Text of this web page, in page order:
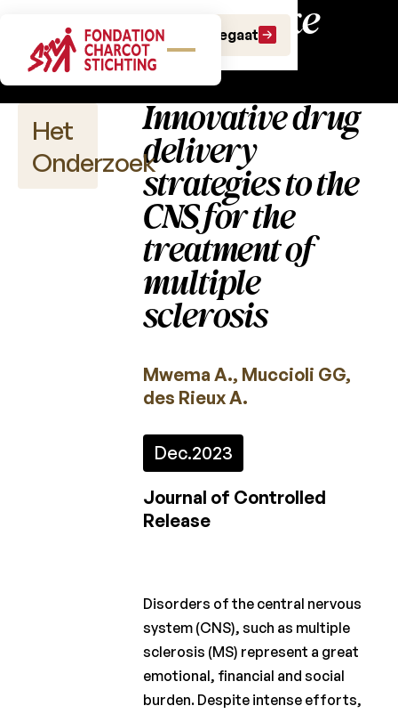
Doe een gift Doe een legaat
Wetenschappelijke
publicaties
Het
Onderzoek
Wetenschappelijke
publicaties
Innovative drug
delivery
strategies to the
CNS for the
treatment of
multiple
sclerosis
Mwema A., Muccioli GG,
des Rieux A.
Dec.2023
Journal of Controlled
Release
Disorders of the central nervous
system (CNS), such as multiple
sclerosis (MS) represent a great
emotional, financial and social
burden. Despite intense efforts,